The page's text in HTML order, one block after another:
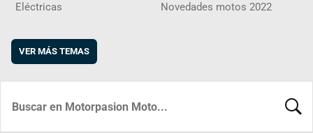
Eléctricas Novedades motos 2022
VER MÁS TEMAS